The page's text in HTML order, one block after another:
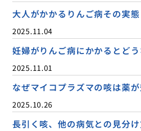
大人がかかるりんご病その実
2025.11.04
妊婦がりんご病にかかるとど
2025.11.01
なぜマイコプラズマの咳は薬
2025.10.26
長引く咳、他の病気との見分